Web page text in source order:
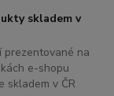
skladem v
prezentované na
e-shopu
skladem v ČR